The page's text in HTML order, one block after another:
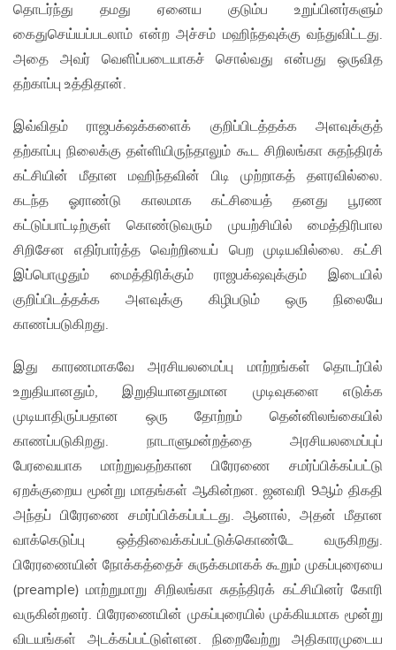
தொடர்ந்து தமது ஏனைய குடும்ப உறுப்பினர்களும்
கைதுசெய்யப்படலாம் என்ற அச்சம் மஹிந்தவுக்கு வந்துவிட்டது.
அதை அவர் வெளிப்படையாகச் சொல்வது என்பது ஒருவித
தற்காப்பு உத்திதான்.
இவ்விதம் ராஜபக்‌ஷக்களைக் குறிப்பிடத்தக்க அளவுக்குத்
தற்காப்பு நிலைக்கு தள்ளியிருந்தாலும் கூட சிறிலங்கா சுதந்திரக்
கட்சியின் மீதான மஹிந்தவின் பிடி முற்றாகத் தளரவில்லை.
கடந்த ஓராண்டு காலமாக கட்சியைத் தனது பூரண
கட்டுப்பாட்டிற்குள் கொண்டுவரும் முயற்சியில் மைத்திரிபால
சிறிசேன எதிர்பார்த்த வெற்றியைப் பெற முடியவில்லை. கட்சி
இப்பொழுதும் மைத்திரிக்கும் ராஜபக்‌ஷவுக்கும் இடையில்
குறிப்பிடத்தக்க அளவுக்கு கிழிபடும் ஒரு நிலையே
காணப்படுகிறது.
இது காரணமாகவே அரசியலமைப்பு மாற்றங்கள் தொடர்பில்
உறுதியானதும், இறுதியானதுமான முடிவுகளை எடுக்க
முடியாதிருப்பதான ஒரு தோற்றம் தென்னிலங்கையில்
காணப்படுகிறது. நாடாளுமன்றத்தை அரசியலமைப்புப்
பேரவையாக மாற்றுவதற்கான பிரேரணை சமர்ப்பிக்கப்பட்டு
ஏறக்குறைய மூன்று மாதங்கள் ஆகின்றன. ஜனவரி 9ஆம் திகதி
அந்தப் பிரேரணை சமர்ப்பிக்கப்பட்டது. ஆனால், அதன் மீதான
வாக்கெடுப்பு ஒத்திவைக்கப்பட்டுக்கொண்டே வருகிறது.
பிரேரணையின் நோக்கத்தைச் சுருக்கமாகக் கூறும் முகப்புரையை
(preample) மாற்றுமாறு சிறிலங்கா சுதந்திரக் கட்சியினர் கோரி
வருகின்றனர். பிரேரணையின் முகப்புரையில் முக்கியமாக மூன்று
விடயங்கள் அடக்கப்பட்டுள்ளன. நிறைவேற்று அதிகாரமுடைய